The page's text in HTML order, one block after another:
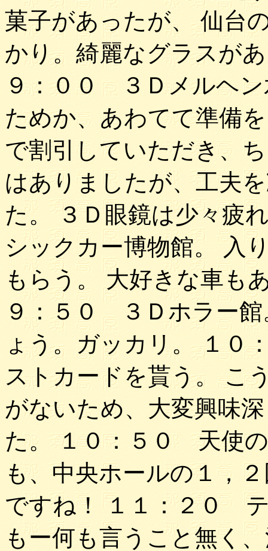
菓子があったが、 仙台
かり。綺麗なグラスが
９：００ ３Ｄメルヘ
ためか、あわてて準備
で割引していただき、
はありましたが、工夫
た。 ３Ｄ眼鏡は少々疲
シックカー博物館。 入
もらう。 大好きな車も
９：５０ ３Ｄホラー
ょう。ガッカリ。 １
ストカードを貰う。 こ
がないため、大変興味
た。 １０：５０ 天使
も、中央ホールの１，
ですね！ １１：２０
もー何も言うこと無く